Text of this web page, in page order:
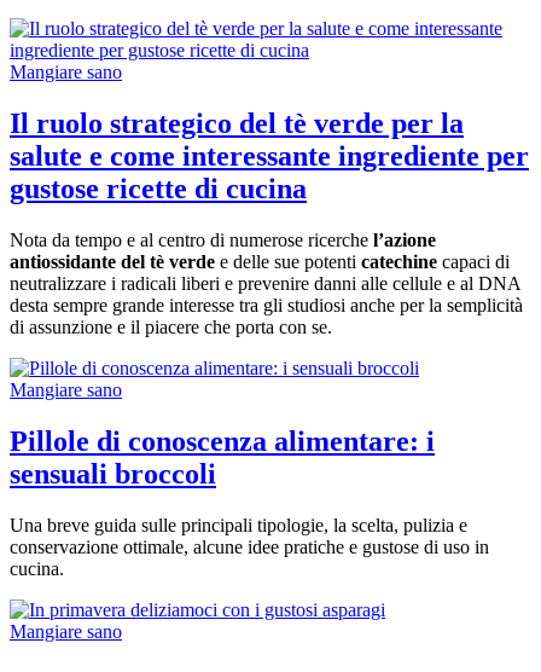
Mangiare sano
Il ruolo strategico del tè verde per la
salute e come interessante ingrediente per
gustose ricette di cucina
Nota da tempo e al centro di numerose ricerche l’azione
antiossidante del tè verde e delle sue potenti catechine capaci di
neutralizzare i radicali liberi e prevenire danni alle cellule e al DNA
desta sempre grande interesse tra gli studiosi anche per la semplicità
di assunzione e il piacere che porta con se.
Mangiare sano
Pillole di conoscenza alimentare: i
sensuali broccoli
Una breve guida sulle principali tipologie, la scelta, pulizia e
conservazione ottimale, alcune idee pratiche e gustose di uso in
cucina.
Mangiare sano